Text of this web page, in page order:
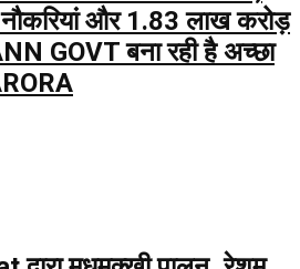
और 1.83 लाख करोड़
GOVT बना रही है अच्छा